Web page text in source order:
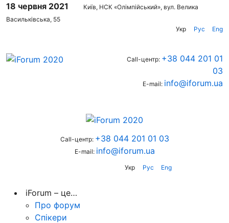
18 червня 2021
Київ, НСК «Олімпійський», вул. Велика
Васильківська, 55
Укр
Рус Eng
Call-центр: +38 044 201 01
03
E-mail: info@iforum.ua
Call-центр: +38 044 201 01 03
E-mail: info@iforum.ua
Укр Рус Eng
iForum – це…
Про форум
Спікери